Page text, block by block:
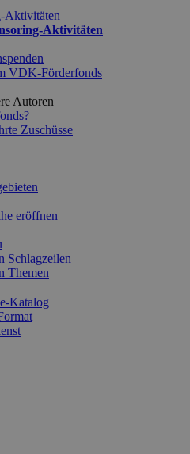
Aktivitäten
Aktivitäten
VDK-Förderfonds
Autoren
Zuschüsse
eröffnen
Schlagzeilen
Themen
Katalog